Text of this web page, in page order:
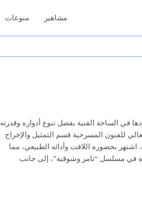
مشاهير منوعات
في الساحة الفنية بفضل تنوع أدواره وقدرته
للفنون المسرحية قسم التمثيل والإخراج
اشتهر بحضوره اللافت وأدائه الطبيعي، مما
في مسلسل “تامر وشوقية”، إلى جانب